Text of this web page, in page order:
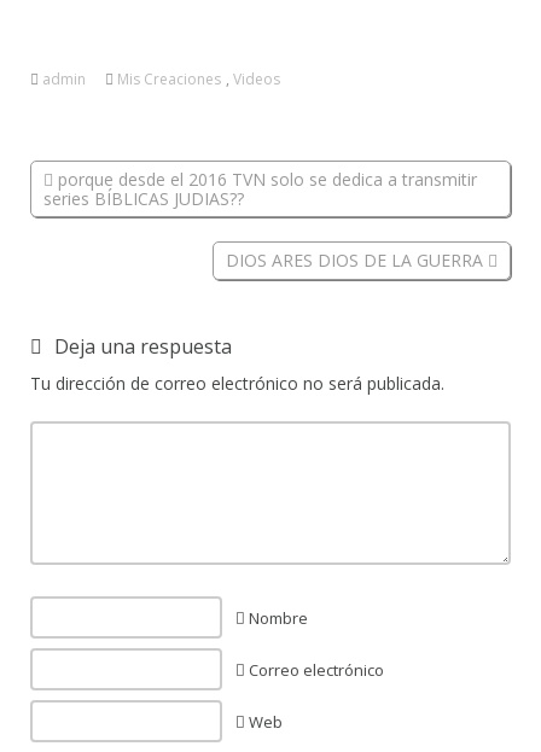
admin Mis Creaciones , Videos
porque desde el 2016 TVN solo se dedica a transmitir
series BÍBLICAS JUDIAS??
DIOS ARES DIOS DE LA GUERRA
Deja una respuesta
Tu dirección de correo electrónico no será publicada.
Nombre
Correo electrónico
Web